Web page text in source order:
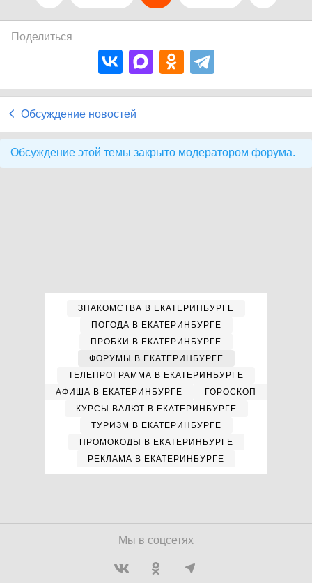
Поделиться
Обсуждение новостей
Обсуждение этой темы закрыто модератором форума.
ЗНАКОМСТВА В ЕКАТЕРИНБУРГЕ
ПОГОДА В ЕКАТЕРИНБУРГЕ
ПРОБКИ В ЕКАТЕРИНБУРГЕ
ФОРУМЫ В ЕКАТЕРИНБУРГЕ
ТЕЛЕПРОГРАММА В ЕКАТЕРИНБУРГЕ
АФИША В ЕКАТЕРИНБУРГЕ
ГОРОСКОП
КУРСЫ ВАЛЮТ В ЕКАТЕРИНБУРГЕ
ТУРИЗМ В ЕКАТЕРИНБУРГЕ
ПРОМОКОДЫ В ЕКАТЕРИНБУРГЕ
РЕКЛАМА В ЕКАТЕРИНБУРГЕ
Мы в соцсетях